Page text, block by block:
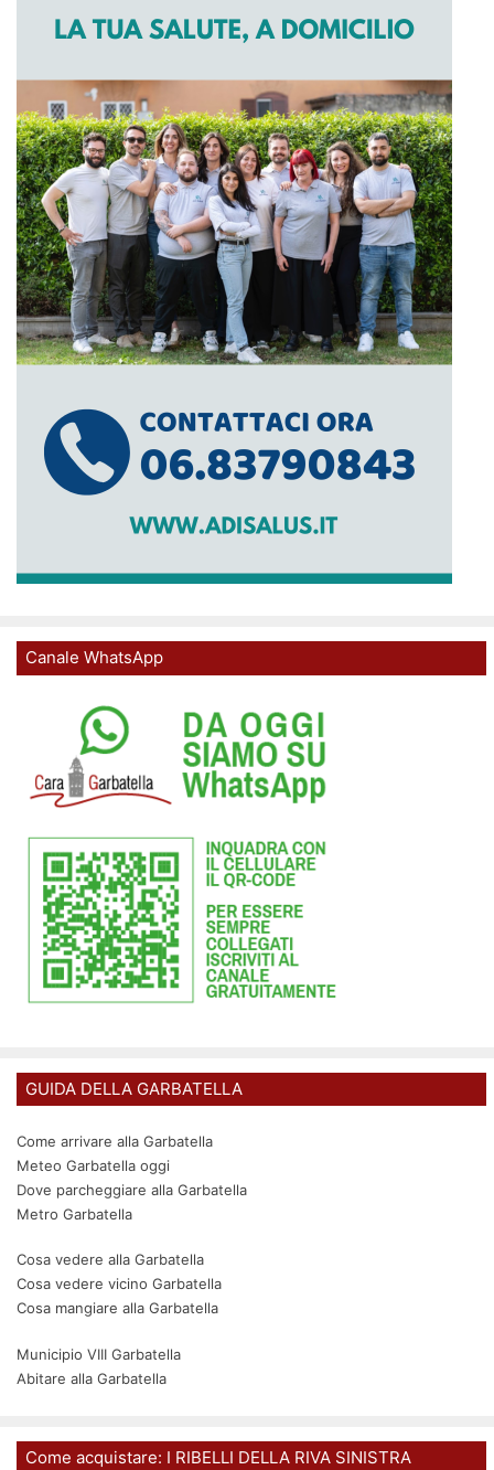
Canale WhatsApp
GUIDA DELLA GARBATELLA
Come arrivare alla Garbatella
Meteo Garbatella oggi
Dove parcheggiare alla Garbatella
Metro Garbatella
Cosa vedere alla Garbatella
Cosa vedere vicino Garbatella
Cosa mangiare alla Garbatella
Municipio VIII Garbatella
Abitare alla Garbatella
Come acquistare: I RIBELLI DELLA RIVA SINISTRA